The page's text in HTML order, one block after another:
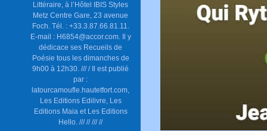
Littéraire, à l’Hôtel IBIS Styles
Metz Centre Gare, 23 avenue
Foch. Tél. : +33.3.87.66.81.11.
E-mail : H6854@accor.com. Il y
dédicace ses Recueils de
Poésie tous les dimanches de
9h00 à 12h30. /// / Il est publié
par :
latourcamoufle.hautetfort.com,
Les Editions Edilivre, Les
Editions Maia et Les Editions
Hello. /// // /// //